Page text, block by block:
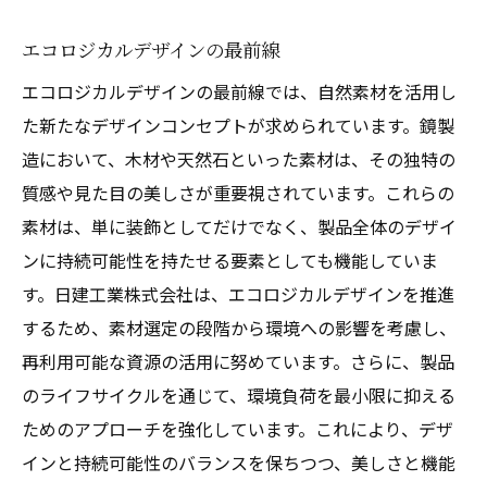
エコロジカルデザインの最前線
エコロジカルデザインの最前線では、自然素材を活用し
た新たなデザインコンセプトが求められています。鏡製
造において、木材や天然石といった素材は、その独特の
質感や見た目の美しさが重要視されています。これらの
素材は、単に装飾としてだけでなく、製品全体のデザイ
ンに持続可能性を持たせる要素としても機能していま
す。日建工業株式会社は、エコロジカルデザインを推進
するため、素材選定の段階から環境への影響を考慮し、
再利用可能な資源の活用に努めています。さらに、製品
のライフサイクルを通じて、環境負荷を最小限に抑える
ためのアプローチを強化しています。これにより、デザ
インと持続可能性のバランスを保ちつつ、美しさと機能